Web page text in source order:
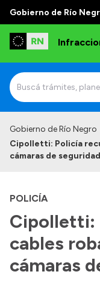
Gobierno de Río
Juzgado
Autoridades
Normativa
Institucional
Gobierno de Río Negro
Cipolletti: Policía
cámaras de seguridad
POLICÍA
Cipolletti:
cables
cámaras